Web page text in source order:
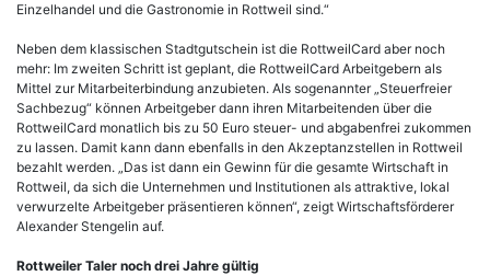
Einzelhandel und die Gastronomie in Rottweil sind.“
Neben dem klassischen Stadtgutschein ist die RottweilCard aber noch
mehr: Im zweiten Schritt ist geplant, die RottweilCard Arbeitgebern als
Mittel zur Mitarbeiterbindung anzubieten. Als sogenannter „Steuerfreier
Sachbezug“ können Arbeitgeber dann ihren Mitarbeitenden über die
RottweilCard monatlich bis zu 50 Euro steuer- und abgabenfrei zukommen
zu lassen. Damit kann dann ebenfalls in den Akzeptanzstellen in Rottweil
bezahlt werden. „Das ist dann ein Gewinn für die gesamte Wirtschaft in
Rottweil, da sich die Unternehmen und Institutionen als attraktive, lokal
verwurzelte Arbeitgeber präsentieren können“, zeigt Wirtschaftsförderer
Alexander Stengelin auf.
Rottweiler Taler noch drei Jahre gültig